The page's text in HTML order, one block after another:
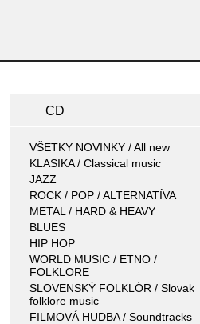
CD
VŠETKY NOVINKY / All new
KLASIKA / Classical music
JAZZ
ROCK / POP / ALTERNATÍVA
METAL / HARD & HEAVY
BLUES
HIP HOP
WORLD MUSIC / ETNO /
FOLKLORE
SLOVENSKÝ FOLKLÓR / Slovak
folklore music
FILMOVÁ HUDBA / Soundtracks